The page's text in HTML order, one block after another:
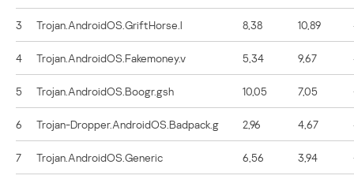
3 Trojan.AndroidOS.GriftHorse.l 8,38 10,89
4 Trojan.AndroidOS.Fakemoney.v 5,34 9,67
5 Trojan.AndroidOS.Boogr.gsh 10,05 7,05
6 Trojan-Dropper.AndroidOS.Badpack.g 2,96 4,67
7 Trojan.AndroidOS.Generic 6,56 3,94